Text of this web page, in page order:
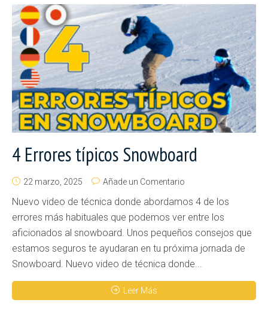
4 Errores típicos Snowboard
22 marzo, 2025 Añade un Comentario
Nuevo video de técnica donde abordamos 4 de los
errores más habituales que podemos ver entre los
aficionados al snowboard. Unos pequeños consejos que
estamos seguros te ayudaran en tu próxima jornada de
Snowboard. Nuevo video de técnica donde...
Leer Más